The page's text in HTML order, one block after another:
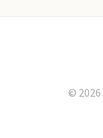
© 2026